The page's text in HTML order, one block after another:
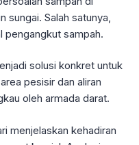
sungai. Salah satunya,
pengangkut sampah.
solusi konkret untuk
pesisir dan aliran
oleh armada darat.
menjelaskan kehadiran